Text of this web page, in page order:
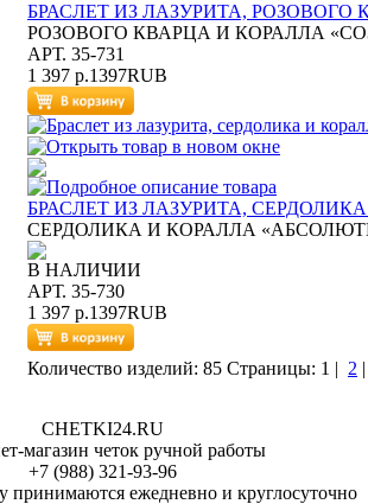
БРАСЛЕТ ИЗ ЛАЗУРИТА, РОЗОВОГО
РОЗОВОГО КВАРЦА И КОРАЛЛА
АРТ. 35-731
1 397 р.1397RUB
БРАСЛЕТ ИЗ ЛАЗУРИТА,
СЕРДОЛИКА И КОРАЛЛА
В НАЛИЧИИ
АРТ. 35-730
1 397 р.1397RUB
Количество изделий: 85 Страницы: 1 | 2
CHETKI24.RU
магазин четок ручной работы
+7 (988) 321-93-96
принимаются ежедневно и круглосуточно